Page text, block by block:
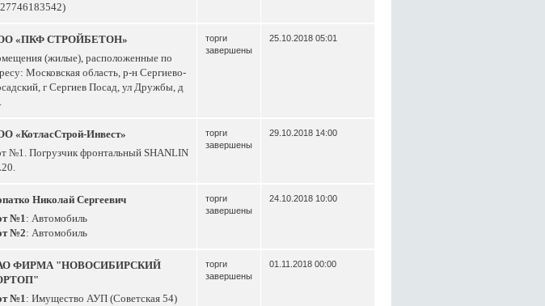
«ПКФ СТРОЙБЕТОН»
(жилые), расположенные по
Московская область, р-н Сергиево-
г Сергиев Посад, ул Дружбы, д
торги
завершены
25.10.2018 05:01
«КотласСтрой-Инвест»
№1. Погрузчик фронтальный SHANLIN
торги
завершены
29.10.2018 14:00
Николай Сергеевич
№1: Автомобиль
№2: Автомобиль
торги
завершены
24.10.2018 10:00
ФИРМА "НОВОСИБИРСКИЙ
№1: Имущество АУП (Советская 54)
торги
завершены
01.11.2018 00:00